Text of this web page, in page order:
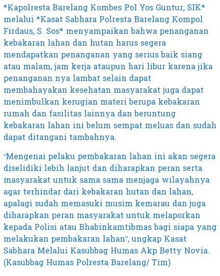
*Kapolresta Barelang Kombes Pol Yos Guntur, SIK*
melalui *Kasat Sabhara Polresta Barelang Kompol
Firdaus, S. Sos* menyampaikan bahwa penanganan
kebakaran lahan dan hutan harus segera
mendapatkan penanganan yang serius baik siang
atau malam, jam kerja ataupun hari libur karena jika
penanganan nya lambat selain dapat
membahayakan kesehatan masyarakat juga dapat
menimbulkan kerugian materi berupa kebakaran
rumah dan fasilitas lainnya dan beruntung
kebakaran lahan ini belum sempat meluas dan sudah
dapat ditangani tambahnya.
“Mengenai pelaku pembakaran lahan ini akan segera
diselidiki lebih lanjut dan diharapkan peran serta
masyarakat untuk sama sama menjaga wilayahnya
agar terhindar dari kebakaran hutan dan lahan,
apalagi sudah memasuki musim kemarau dan juga
diharapkan peran masyarakat untuk melaporkan
kepada Polisi atau Bhabinkamtibmas bagi siapa yang
melakukan pembakaran lahan”, ungkap Kasat
Sabhara Melalui Kasubbag Humas Akp Betty Novia.
(Kasubbag Humas Polresta Barelang/ Tim)